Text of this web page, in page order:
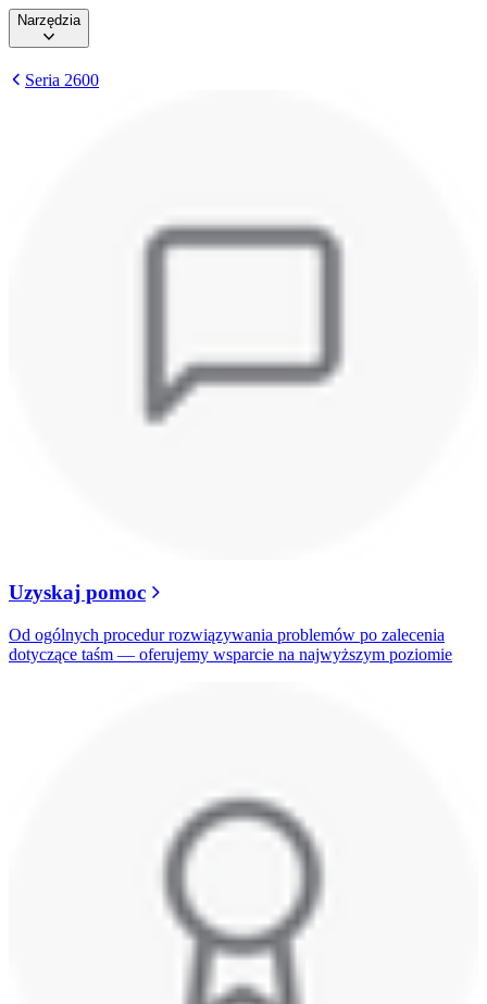
Narzędzia
Seria 2600
Uzyskaj pomoc
Od ogólnych procedur rozwiązywania problemów po zalecenia
dotyczące taśm — oferujemy wsparcie na najwyższym poziomie